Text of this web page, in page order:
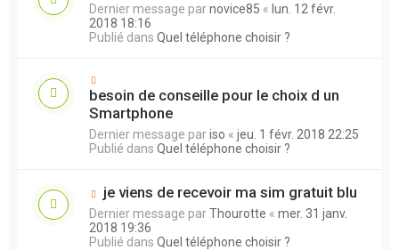
Dernier message parnovice85 « lun. 12 févr.
2018 18:16
Publié dans Quel téléphone choisir ?
besoin de conseille pour le choix d un
Smartphone
Dernier message pariso « jeu. 1 févr. 2018 22:25
Publié dans Quel téléphone choisir ?
je viens de recevoir ma sim gratuit blu
Dernier message parThourotte « mer. 31 janv.
2018 19:36
Publié dans Quel téléphone choisir ?